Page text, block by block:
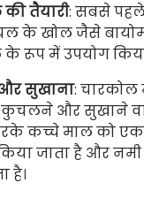
तैयारी: सबसे
के खोल जैसे
रूप में उपयोग किया
सुखाना:
और सुखाने
कच्चे माल को
जाता है और
है।